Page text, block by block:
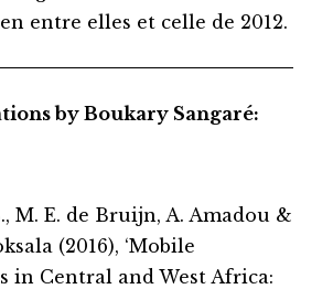
entre elles et celle de 2012.
by Boukary Sangaré:
M. E. de Bruijn, A. Amadou &
(2016), ‘Mobile
in Central and West Africa: